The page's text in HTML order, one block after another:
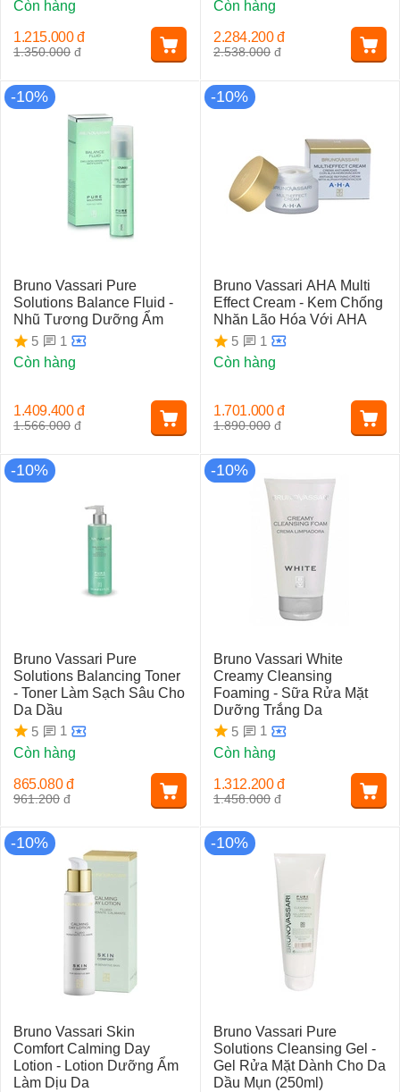
Còn hàng
1.350.000 đ
1.215.000 đ
Còn hàng
2.538.000 đ
2.284.200 đ
-10%
Bruno Vassari Pure
Solutions Balance Fluid -
Nhũ Tương Dưỡng Ẩm
5
1
Còn hàng
1.566.000 đ
1.409.400 đ
-10%
Bruno Vassari AHA Multi
Effect Cream - Kem Chống
Nhăn Lão Hóa Với AHA
5
1
Còn hàng
1.890.000 đ
1.701.000 đ
-10%
Bruno Vassari Pure
Solutions Balancing Toner
- Toner Làm Sạch Sâu Cho
Da Dầu
5
1
Còn hàng
961.200 đ
865.080 đ
-10%
Bruno Vassari White
Creamy Cleansing
Foaming - Sữa Rửa Mặt
Dưỡng Trắng Da
5
1
Còn hàng
1.458.000 đ
1.312.200 đ
-10%
Bruno Vassari Skin
Comfort Calming Day
Lotion - Lotion Dưỡng Ẩm
Làm Dịu Da
-10%
Bruno Vassari Pure
Solutions Cleansing Gel -
Gel Rửa Mặt Dành Cho Da
Dầu Mụn (250ml)